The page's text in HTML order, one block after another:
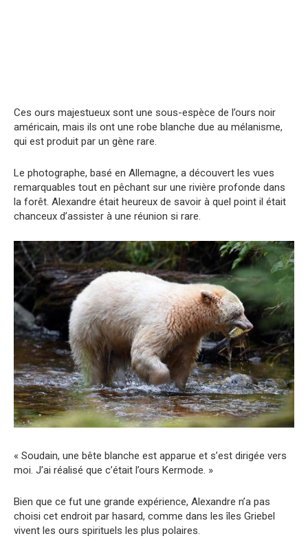
Ces ours majestueux sont une sous-espèce de l’ours noir
américain, mais ils ont une robe blanche due au mélanisme,
qui est produit par un gène rare.
Le photographe, basé en Allemagne, a découvert les vues
remarquables tout en pêchant sur une rivière profonde dans
la forêt. Alexandre était heureux de savoir à quel point il était
chanceux d’assister à une réunion si rare.
« Soudain, une bête blanche est apparue et s’est dirigée vers
moi. J’ai réalisé que c’était l’ours Kermode. »
Bien que ce fut une grande expérience, Alexandre n’a pas
choisi cet endroit par hasard, comme dans les îles Griebel
vivent les ours spirituels les plus polaires.